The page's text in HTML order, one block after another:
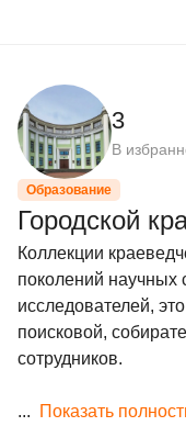
3
В
Образование
Городской
Коллекции
поколений научных
исследователей,
поисковой,
сотрудников.
... Показать